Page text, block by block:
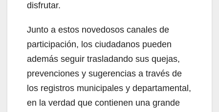
disfrutar.
Junto a estos novedosos canales de
participación, los ciudadanos pueden
además seguir trasladando sus quejas,
prevenciones y sugerencias a través de
los registros municipales y departamental,
en la verdad que contienen una grande